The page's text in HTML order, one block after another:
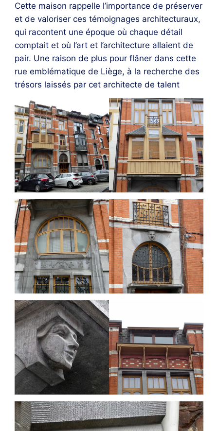
Cette maison rappelle l’importance de préserver
et de valoriser ces témoignages architecturaux,
qui racontent une époque où chaque détail
comptait et où l’art et l’architecture allaient de
pair. Une raison de plus pour flâner dans cette
rue emblématique de Liège, à la recherche des
trésors laissés par cet architecte de talent